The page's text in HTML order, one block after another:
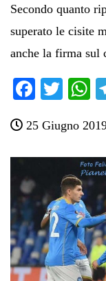
Secondo quanto
superato le cisite
anche la firma
Fa
bo
ok
T
tte
r
ts
A
25 Giugno